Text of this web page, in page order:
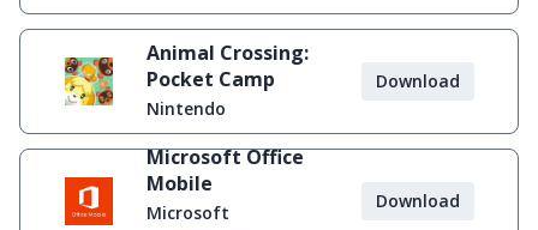
Animal Crossing:
Pocket Camp
Nintendo
Download
Microsoft Office
Mobile
Microsoft
Download